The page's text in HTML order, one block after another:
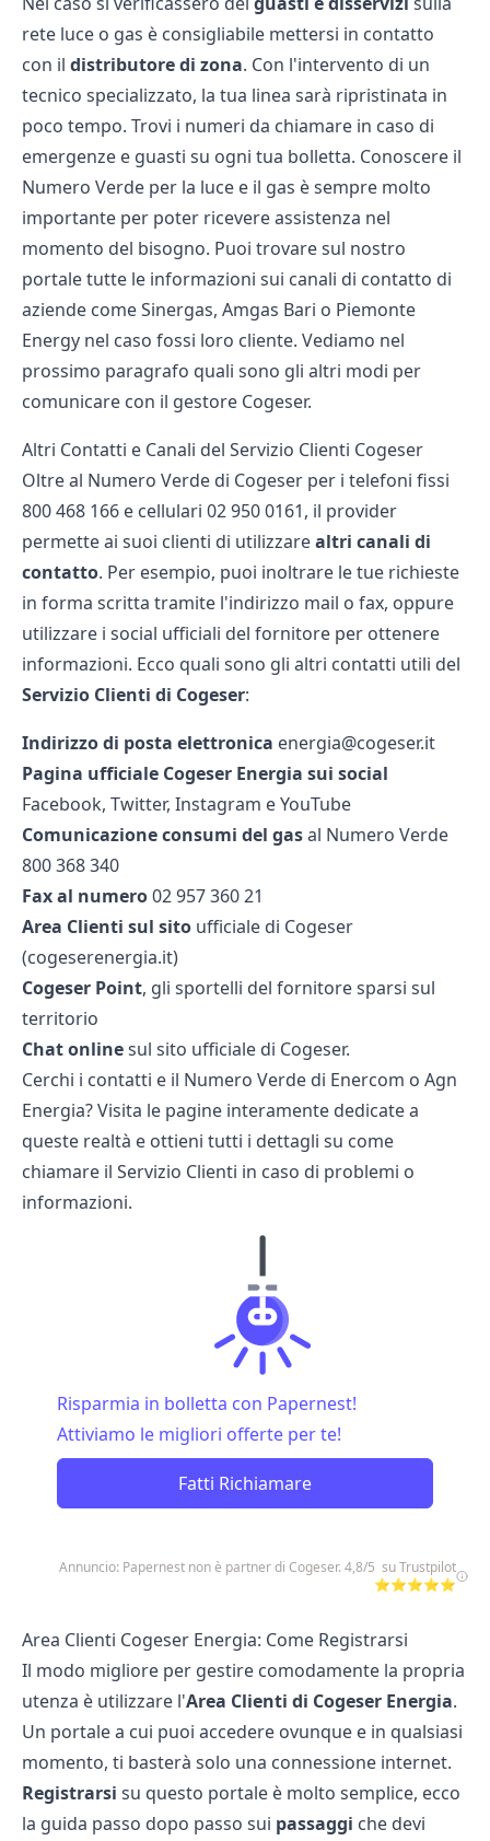
rete luce o gas è consigliabile mettersi in contatto
con il distributore di zona. Con l'intervento di un
tecnico specializzato, la tua linea sarà ripristinata in
poco tempo. Trovi i numeri da chiamare in caso di
emergenze e guasti su ogni tua bolletta. Conoscere il
Numero Verde per la luce e il gas è sempre molto
importante per poter ricevere assistenza nel
momento del bisogno. Puoi trovare sul nostro
portale tutte le informazioni sui canali di contatto di
aziende comeSinergas, Amgas Bari o Piemonte
Energy nel caso fossi loro cliente. Vediamo nel
prossimo paragrafo quali sono gli altri modi per
comunicare con il gestore Cogeser.
Altri Contatti e Canali del Servizio Clienti Cogeser
Oltre al Numero Verde di Cogeser per i telefoni fissi
800 468 166 e cellulari 02 950 0161, il provider
permette ai suoi clienti di utilizzarealtri canali di
contatto. Per esempio, puoi inoltrare le tue richieste
in forma scritta tramite l'indirizzo mail o fax, oppure
utilizzare i social ufficiali del fornitore per ottenere
informazioni. Ecco quali sono gli altri contatti utili del
Servizio Clienti di Cogeser:
Indirizzo di posta elettronica energia@cogeser.it
Pagina ufficiale Cogeser Energia sui social
Facebook, Twitter, Instagram e YouTube
Comunicazione consumi del gasal Numero Verde
800 368 340
Fax al numero02 957 360 21
Area Clienti sul sito ufficiale di Cogeser
(cogeserenergia.it)
Cogeser Point, gli sportelli del fornitore sparsi sul
territorio
Chat onlinesul sito ufficiale di Cogeser.
Cerchi i contatti e il Numero Verde di Enercom o Agn
Energia? Visita le pagine interamente dedicate a
queste realtà e ottieni tutti i dettagli su come
chiamare il Servizio Clienti in caso di problemi o
informazioni.
Risparmia in bolletta con Papernest!
Attiviamo le migliori offerte per te!
Fatti Richiamare
Annuncio: Papernest non è partner di Cogeser. 4,8/5 su Trustpilot
⭐⭐⭐⭐⭐
Area Clienti Cogeser Energia: Come Registrarsi
Il modo migliore per gestire comodamente la propria
utenza è utilizzare l'Area Clienti di Cogeser Energia.
Un portale a cui puoi accedere ovunque e in qualsiasi
momento, ti basterà solo una connessione internet.
Registrarsi su questo portale è molto semplice, ecco
la guida passo dopo passo sui passaggi che devi